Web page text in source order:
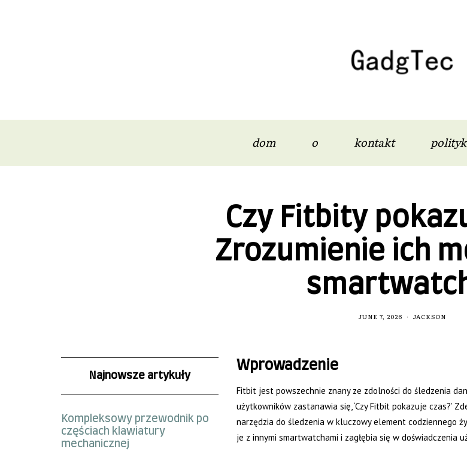
dom o kontakt
Czy Fitbity
Zrozumienie ich
JUNE 7, 2026 JACKSON
Najnowsze artykuły
Kompleksowy przewodnik po
częściach klawiatury
mechanicznej
Wprowadzenie
Fitbit jest powszechnie znany ze zdolności do śledzenia
użytkowników zastanawia się, ‘Czy Fitbit pokazuje czas?’
narzędzia do śledzenia w kluczowy element codziennego
je z innymi smartwatchami i zagłębia się w doświadczenia